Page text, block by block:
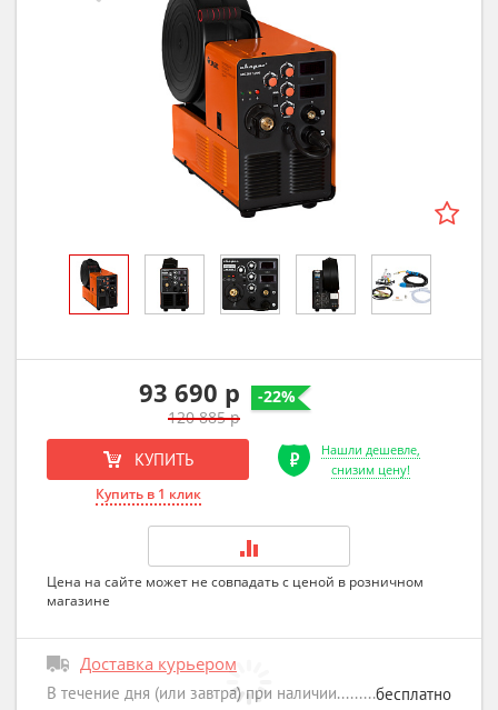
93 690 р
120 885 р
КУПИТЬ
Купить в 1 клик
Нашли дешевле,
снизим цену!
-22%
Цена на сайте может не совпадать с ценой в розничном
магазине
Доставка курьером
В течение дня (или завтра) при наличии бесплатно